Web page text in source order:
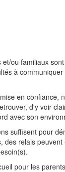
et/ou familiaux
à
en confiance,
d'y voir
avec son
suffisent pour
des relais
pour les